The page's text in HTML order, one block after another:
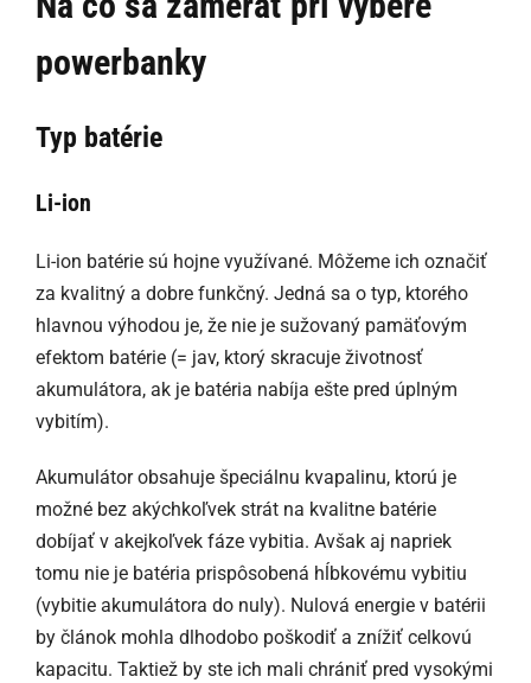
powerbanky
Typ batérie
Li-ion
Li-ion batérie sú hojne využívané. Môžeme ich označiť
za kvalitný a dobre funkčný. Jedná sa o typ, ktorého
hlavnou výhodou je, že nie je sužovaný pamäťovým
efektom batérie (= jav, ktorý skracuje životnosť
akumulátora, ak je batéria nabíja ešte pred úplným
vybitím).
Akumulátor obsahuje špeciálnu kvapalinu, ktorú je
možné bez akýchkoľvek strát na kvalitne batérie
dobíjať v akejkoľvek fáze vybitia. Avšak aj napriek
tomu nie je batéria prispôsobená hĺbkovému vybitiu
(vybitie akumulátora do nuly). Nulová energie v batérii
by článok mohla dlhodobo poškodiť a znížiť celkovú
kapacitu. Taktiež by ste ich mali chrániť pred vysokými